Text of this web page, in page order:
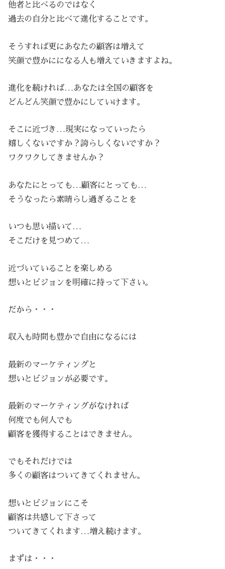
他者と比べるのではなく
過去の自分と比べて進化することです。
そうすれば更にあなたの顧客は増えて
笑顔で豊かにになる人も増えていきますよね。
進化を続ければ…あなたは全国の顧客を
どんどん笑顔で豊かにしていけます。
そこに近づき…現実になっていったら
嬉しくないですか？誇らしくないですか？
ワクワクしてきませんか？
あなたにとっても…顧客にとっても…
そうなったら素晴らし過ぎることを
いつも思い描いて…
そこだけを見つめて…
近づいていることを楽しめる
想いとビジョンを明確に持って下さい。
だから・・・
収入も時間も豊かで自由になるには
最新のマーケティングと
想いとビジョンが必要です。
最新のマーケティングがなければ
何度でも何人でも
顧客を獲得することはできません。
でもそれだけでは
多くの顧客はついてきてくれません。
想いとビジョンにこそ
顧客は共感して下さって
ついてきてくれます…増え続けます。
まずは・・・